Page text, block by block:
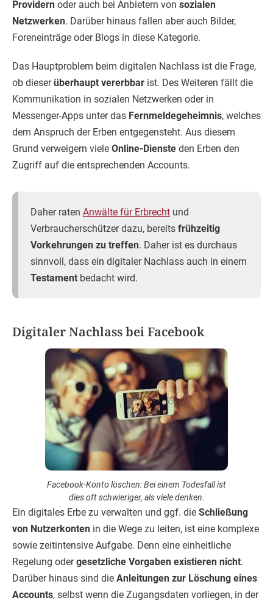
Providern oder auch bei Anbietern von sozialen
Netzwerken. Darüber hinaus fallen aber auch Bilder,
Foreneinträge oder Blogs in diese Kategorie.
Das Hauptproblem beim digitalen Nachlass ist die Frage,
ob dieserüberhaupt vererbbar ist. Des Weiteren fällt die
Kommunikation in sozialen Netzwerken oder in
Messenger-Apps unter das Fernmeldegeheimnis, welches
dem Anspruch der Erben entgegensteht. Aus diesem
Grund verweigern viele Online-Dienste den Erben den
Zugriff auf die entsprechenden Accounts.
Daher raten Anwälte für Erbrecht und
Verbraucherschützer dazu, bereits frühzeitig
Vorkehrungen zu treffen. Daher ist es durchaus
sinnvoll, dass ein digitaler Nachlass auch in einem
Testament bedacht wird.
Digitaler Nachlass bei Facebook
Facebook-Konto löschen: Bei einem Todesfall ist
dies oft schwieriger, als viele denken.
Ein digitales Erbe zu verwalten und ggf. die Schließung
von Nutzerkonten in die Wege zu leiten, ist eine komplexe
sowie zeitintensive Aufgabe. Denn eine einheitliche
Regelung odergesetzliche Vorgaben existieren nicht.
Darüber hinaus sind die Anleitungen zur Löschung eines
Accounts, selbst wenn die Zugangsdaten vorliegen, in der